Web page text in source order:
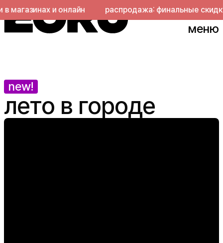
и онлайн распродажа: финальные скидки в
меню
new!
лето в городе